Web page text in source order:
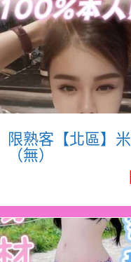
限熟客【北區】
（無）